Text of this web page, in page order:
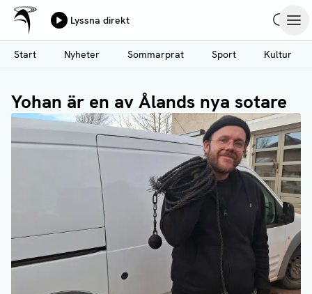
Hoppa
till
huvudinnehåll
Ålands Radio & TV
Lyssna direkt
Start
Nyheter Sommarprat Sport Kultur
Yohan är en av Ålands nya sotare